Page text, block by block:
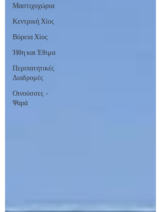
Μαστιχοχώρια
Κεντρική Χίος
Βόρεια Χίος
Ήθη και Έθιμα
Περιπατητικές
Διαδρομές
Οινούσσες -
Ψαρά